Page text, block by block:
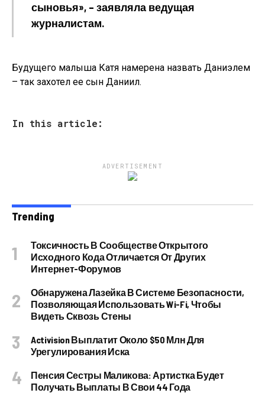
сыновья», – заявляла ведущая
журналистам.
Будущего малыша Катя намерена назвать Даниэлем
– так захотел ее сын Даниил.
In this article:
ADVERTISEMENT
Trending
Токсичность В Сообществе Открытого
Исходного Кода Отличается От Других
Интернет-Форумов
Обнаружена Лазейка В Системе Безопасности,
Позволяющая Использовать Wi-Fi, Чтобы
Видеть Сквозь Стены
Activision Выплатит Около $50 Млн Для
Урегулирования Иска
Пенсия Сестры Маликова: Артистка Будет
Получать Выплаты В Свои 44 Года